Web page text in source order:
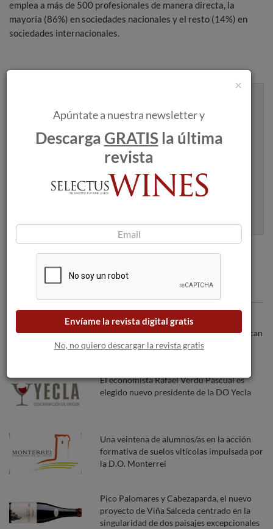
emplea a más de 500 profesionales de manera directa, la
mayoría (86%) en sociedades nacionales y el resto (14%) en
sociedades internacionales.
bandeja de entrada
Apúntame
Articulos recomendados
Los incendios forestales amenazan a las
bodegas a medida que las llamas se acercan
a Burdeos.
El economista Rafael Verdú Pascual es
elegido nuevo presidente de la DO Yecla
Una veintena de alumnos/as en la acción
formativa de suelos vitícolas impulsada por
la D.O. Monterrei
Pico Palomares y Cabezaparda, el nuevo
proyecto de Viña Salceda centrado en la
singularidad de dos paisajes excepcionales
×
Apúntate a nuestra newsletter y
DescargaGRATIS la última
revista
Envíame la revista digital gratis
No, no quiero descargar la revista gratis